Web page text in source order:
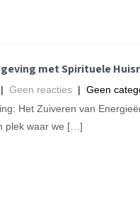
met Spirituele
| Geen reacties | Geen
Het Zuiveren van
plek waar we […]